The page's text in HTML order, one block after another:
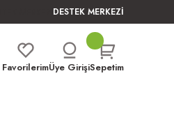
DESTEK MERKEZİ
FavorilerimÜye GirişiSepetim